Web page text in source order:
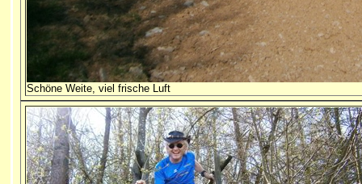
Schöne Weite, viel frische Luft